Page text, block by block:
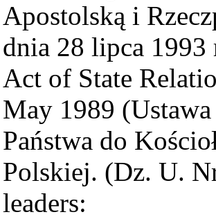
Apostolską i
dnia 28 lipca
Act of State
May 1989
Państwa do
Polskiej. (Dz. U.
leaders: